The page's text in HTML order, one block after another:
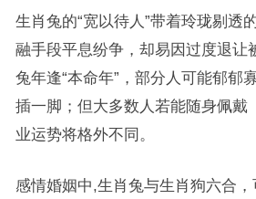
生肖兔的“宽以待人”带着玲珑剔透
融手段平息纷争，却易因过度退让
兔年逢“本命年”，部分人可能郁郁
插一脚；但大多数人若能随身佩戴
业运势将格外不同。
感情婚姻中,生肖兔与生肖狗六合